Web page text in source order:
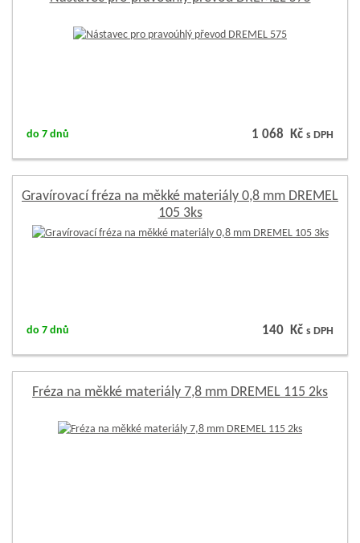
do 7 dnů 1 068 Kčs DPH
Gravírovací fréza na měkké materiály 0,8 mm DREMEL
105 3ks
do 7 dnů 140 Kčs DPH
Fréza na měkké materiály 7,8 mm DREMEL 115 2ks